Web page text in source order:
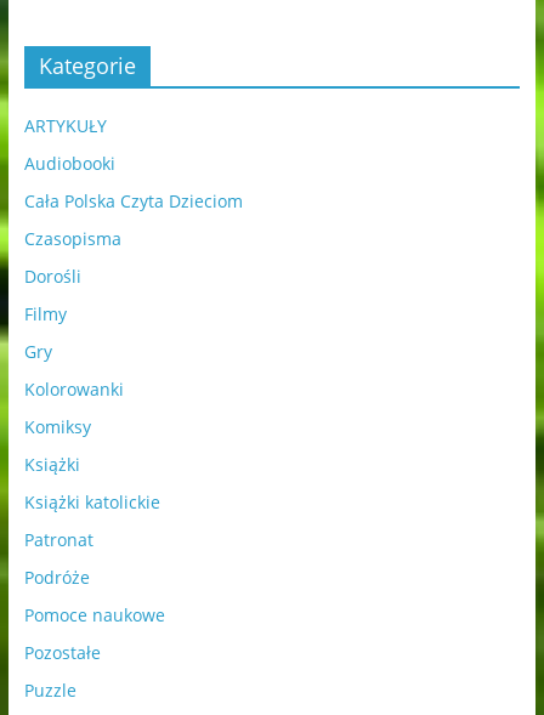
Kategorie
ARTYKUŁY
Audiobooki
Cała Polska Czyta Dzieciom
Czasopisma
Dorośli
Filmy
Gry
Kolorowanki
Komiksy
Książki
Książki katolickie
Patronat
Podróże
Pomoce naukowe
Pozostałe
Puzzle